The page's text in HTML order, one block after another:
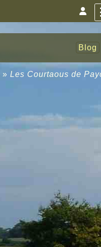
Blog
» Les Courtaous de